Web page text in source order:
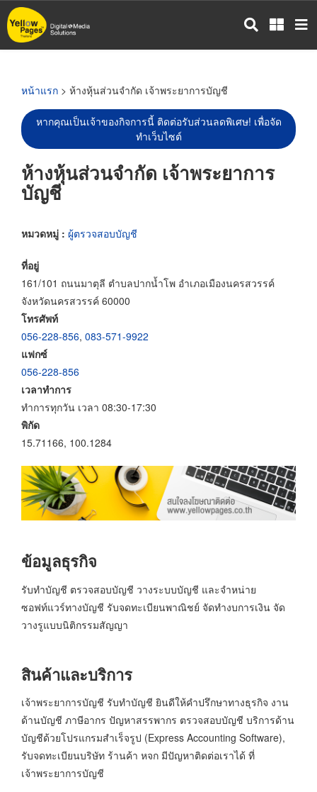
ข้าม
ไป
หน้าแรก > ห้างหุ้นส่วนจำกัด เจ้าพระยาการบัญชี
หากคุณเป็นเจ้าของกิจการนี้ ติดต่อรับส่วนลดพิเศษ! เพื่อจัด
ทำเว็บไซต์
ห้างหุ้นส่วนจำกัด เจ้าพระยาการ
บัญชี
หมวดหมู่ : ผู้ตรวจสอบบัญชี
ที่อยู่
161/101 ถนนมาตุลี ตำบลปากน้ำโพ อำเภอเมืองนครสวรรค์
จังหวัดนครสวรรค์ 60000
โทรศัพท์
056-228-856, 083-571-9922
แฟกซ์
056-228-856
เวลาทำการ
ทำการทุกวัน เวลา 08:30-17:30
พิกัด
15.71166, 100.1284
ข้อมูลธุรกิจ
รับทำบัญชี ตรวจสอบบัญชี วางระบบบัญชี และจำหน่าย
ซอฟท์แวร์ทางบัญชี รับจดทะเบียนพาณิชย์ จัดทำงบการเงิน จัด
วางรูแบบนิติกรรมสัญญา
สินค้าและบริการ
เจ้าพระยาการบัญชี รับทำบัญชี ยินดีให้คำปรึกษาทางธุรกิจ งาน
ด้านบัญชี ภาษีอากร ปัญหาสรรพากร ตรวจสอบบัญชี บริการด้าน
บัญชีด้วยโปรแกรมสำเร็จรูป (Express Accounting Software),
รับจดทะเบียนบริษัท ร้านค้า หจก มีปัญหาติดต่อเราได้ ที่
เจ้าพระยาการบัญชี